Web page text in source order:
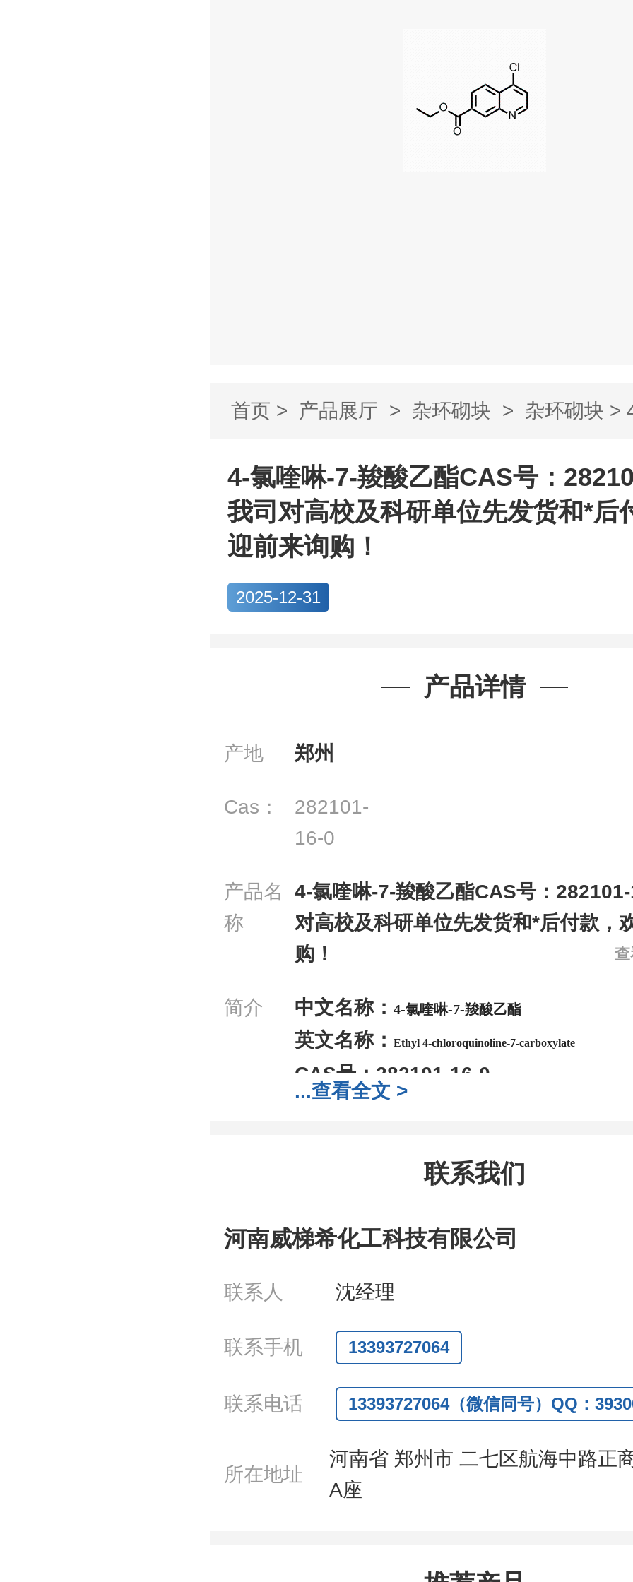
首页 > 产品展厅 > 杂环砌块 > 杂环砌块 >
啉-7-羧酸乙酯CAS号：28...
4-氯喹啉-7-羧酸乙酯CAS号：
我司对高校及科研单位先发货和*后
迎前来询购！
2025-12-31
产品详情
产地 郑州
Cas：
282101-
16-0
产品名
称
4-氯喹啉-7-羧酸乙酯CAS号：282101-
对高校及科研单位先发货和*后付款，
购！
简介 中文名称： 4-氯喹啉-7-羧酸乙酯
英文名称： Ethyl 4-chloroquinoline-7-carboxylate
CAS号： 282101-16-0
分子式：C12H10ClNO2
1Mg ; 5Mg;10Mg
我司对高校及科研单位先发货和
,全额退款
QQ:3930072831
:13393727064
联系人: 沈晓东(欢迎致电,或QQ、微信
...查看全文 >
联系我们
河南威梯希化工科技有限公司
联系人 沈经理
联系手机 13393727064
联系电话 13393727064（微信同号）QQ：
所在地址
河南省 郑州市 二七区航海中路正
A座